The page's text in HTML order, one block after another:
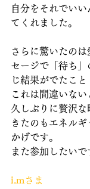
自分をそれでい
てくれました。
さらに驚いたのは
セージで「待ち」
じ結果がでたこと
これは間違いない
久しぶりに贅沢
きたのもエネル
かげです。
また参加したいで
i.mさま